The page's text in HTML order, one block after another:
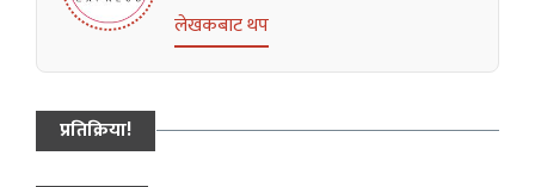
लेखकबाट थप
प्रतिक्रिया!